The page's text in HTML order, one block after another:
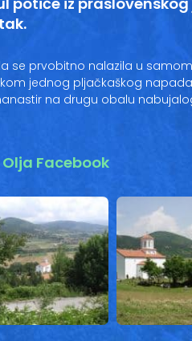
se prvobitno nalazila u
jednog pljačkaškog
na drugu obalu
Olja Facebook